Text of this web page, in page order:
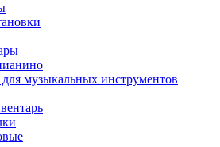
музыкальных инструментов